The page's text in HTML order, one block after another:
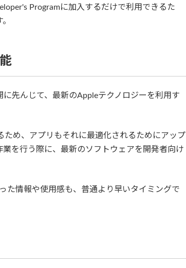
Programに加入するだけで利用できるた
先んじて、最新のAppleテクノロジーを利用す
め、アプリもそれに最適化されるためにアップ
を行う際に、最新のソフトウェアを開発者向け
た情報や使用感も、普通より早いタイミングで